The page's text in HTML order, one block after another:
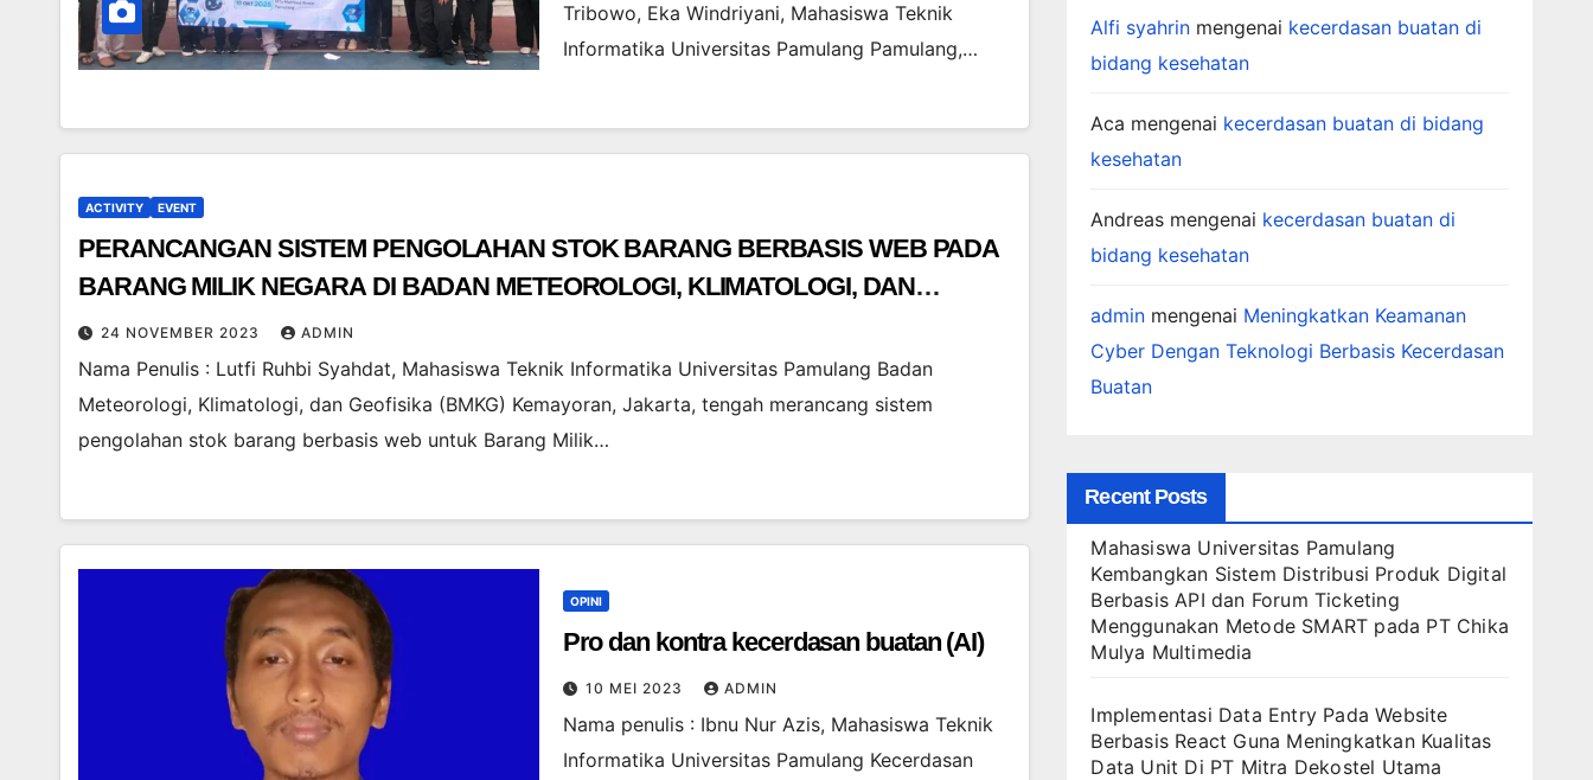
Tribowo, Eka Windriyani, Mahasiswa Teknik
Informatika Universitas Pamulang Pamulang,…
ACTIVITY EVENT
PERANCANGAN SISTEM PENGOLAHAN STOK BARANG BERBASIS WEB PADA
BARANG MILIK NEGARA DI BADAN METEOROLOGI, KLIMATOLOGI, DAN
GEOFISIKA KEMAYORAN
24 NOVEMBER 2023 ADMIN
Nama Penulis : Lutfi Ruhbi Syahdat, Mahasiswa Teknik Informatika Universitas Pamulang Badan
Meteorologi, Klimatologi, dan Geofisika (BMKG) Kemayoran, Jakarta, tengah merancang sistem
pengolahan stok barang berbasis web untuk Barang Milik…
OPINI
Pro dan kontra kecerdasan buatan (AI)
10 MEI 2023 ADMIN
Nama penulis : Ibnu Nur Azis, Mahasiswa Teknik
Informatika Universitas Pamulang Kecerdasan
Alfi syahrin mengenai kecerdasan buatan di
bidang kesehatan
Aca mengenai kecerdasan buatan di bidang
kesehatan
Andreas mengenai kecerdasan buatan di
bidang kesehatan
admin mengenai Meningkatkan Keamanan
Cyber Dengan Teknologi Berbasis Kecerdasan
Buatan
Recent Posts
Mahasiswa Universitas Pamulang
Kembangkan Sistem Distribusi Produk Digital
Berbasis API dan Forum Ticketing
Menggunakan Metode SMART pada PT Chika
Mulya Multimedia
Implementasi Data Entry Pada Website
Berbasis React Guna Meningkatkan Kualitas
Data Unit Di PT Mitra Dekostel Utama